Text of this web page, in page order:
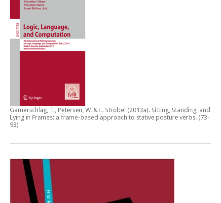
Gamerschlag, T., Petersen, W. & L. Ströbel (2013a). Sitting, Standing, and
Lying in Frames: a frame-based approach to stative posture verbs. (73-
93)